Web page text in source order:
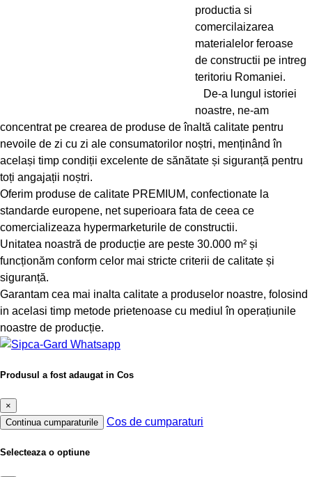
productia si
comercilaizarea
materialelor feroase
de constructii pe intreg
teritoriu Romaniei.
De-a lungul istoriei
noastre, ne-am
concentrat pe crearea de produse de înaltă calitate pentru
nevoile de zi cu zi ale consumatorilor noștri, menținând în
același timp condiții excelente de sănătate și siguranță pentru
toți angajații noștri.
Oferim produse de calitate PREMIUM, confectionate la
standarde europene, net superioara fata de ceea ce
comercializeaza hypermarketurile de constructii.
Unitatea noastră de producție are peste 30.000 m² și
funcționăm conform celor mai stricte criterii de calitate și
siguranță.
Garantam cea mai inalta calitate a produselor noastre, folosind
in acelasi timp metode prietenoase cu mediul în operațiunile
noastre de producție.
Produsul a fost adaugat in Cos
×
Continua cumparaturile
Cos de cumparaturi
Selecteaza o optiune